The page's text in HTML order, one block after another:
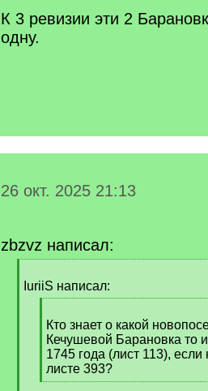
К 3 ревизии эти 2
одну.
26 окт. 2025 21:13
zbzvz написал:
qIuriiS написал:
q
]
Кто знает о какой
Кечушевой Барановка то
1745 года (лист 113),
листе 393?
[